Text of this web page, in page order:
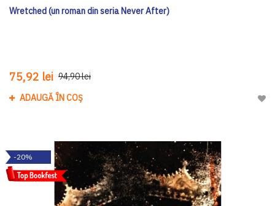
Wretched (un roman din seria Never After)
75,92 lei 94,90 lei
ADAUGĂ ÎN COȘ
-20%